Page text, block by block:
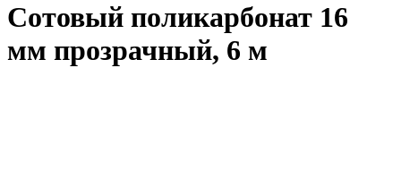
Сотовый поликарбонат 16
мм прозрачный, 6 м